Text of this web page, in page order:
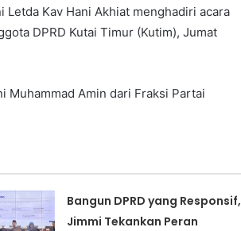
Kav Hani Akhiat menghadiri acara
DPRD Kutai Timur (Kutim), Jumat
Muhammad Amin dari Fraksi Partai
Bangun DPRD yang Responsif,
Jimmi Tekankan Peran